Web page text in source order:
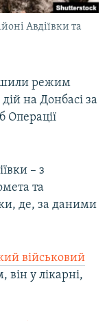
Авдіївки та
режим
на Донбасі за
Операції
– з
та
де, за даними
військовий
він у лікарні,